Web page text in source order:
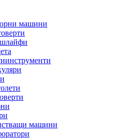
машини
машини